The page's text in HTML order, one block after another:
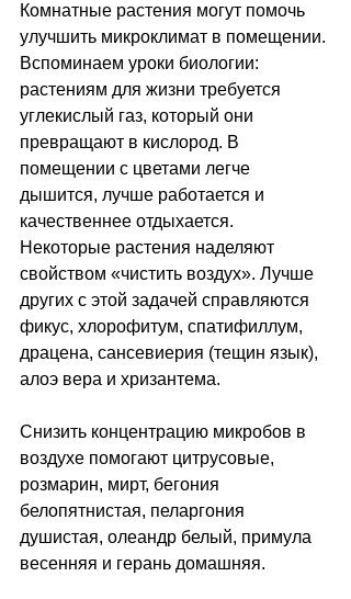
Комнатные растения могут помочь
улучшить микроклимат в помещении.
Вспоминаем уроки биологии:
растениям для жизни требуется
углекислый газ, который они
превращают в кислород. В
помещении с цветами легче
дышится, лучше работается и
качественнее отдыхается.
Некоторые растения наделяют
свойством «чистить воздух». Лучше
других с этой задачей справляются
фикус, хлорофитум, спатифиллум,
драцена, сансевиерия (тещин язык),
алоэ вера и хризантема.
Снизить концентрацию микробов в
воздухе помогают цитрусовые,
розмарин, мирт, бегония
белопятнистая, пеларгония
душистая, олеандр белый, примула
весенняя и герань домашняя.